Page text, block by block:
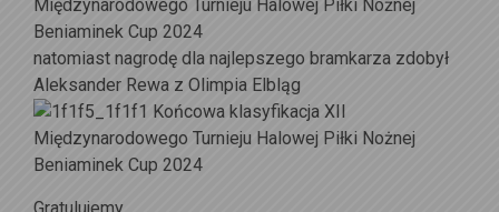
natomiast nagrodę dla najlepszego bramkarza zdobył
Aleksander Rewa z Olimpia Elbląg